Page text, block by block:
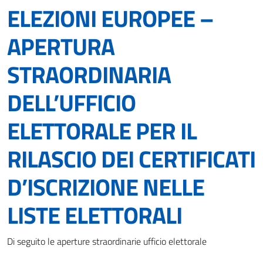
ELEZIONI EUROPEE –
APERTURA
STRAORDINARIA
DELL’UFFICIO
ELETTORALE PER IL
RILASCIO DEI CERTIFICATI
D’ISCRIZIONE NELLE
LISTE ELETTORALI
Dettagli della notizia
Di seguito le aperture straordinarie ufficio elettorale